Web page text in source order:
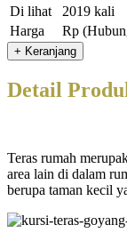
Di lihat
2019 kali
Harga
Rp
Detail
Teras rumah
area lain di dalam
berupa taman kecil